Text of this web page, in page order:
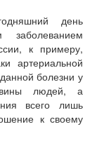
день
заболеванием
к примеру,
артериальной
болезни у
людей, а
всего лишь
к своему